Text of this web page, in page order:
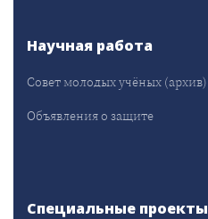
Научная работа
Совет молодых учёных (архив)
Объявления о защите
Специальные проекты